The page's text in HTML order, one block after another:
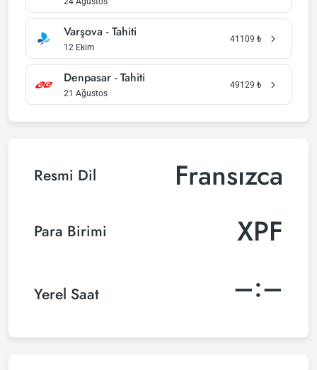
Varşova - Tahiti
12 Ekim
41109 ₺
Denpasar - Tahiti
21 Ağustos
49129 ₺
Resmi Dil Fransızca
Para Birimi XPF
Yerel Saat –:–